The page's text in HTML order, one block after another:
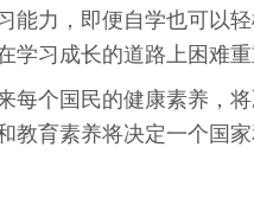
能力，即便自学也可以
学习成长的道路上困难重
个国民的健康素养，将
教育素养将决定一个国